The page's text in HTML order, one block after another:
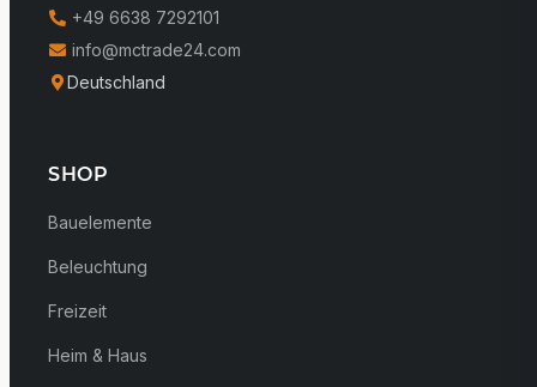
+49 6638 7292101
info@mctrade24.com
Deutschland
SHOP
Bauelemente
Beleuchtung
Freizeit
Heim & Haus